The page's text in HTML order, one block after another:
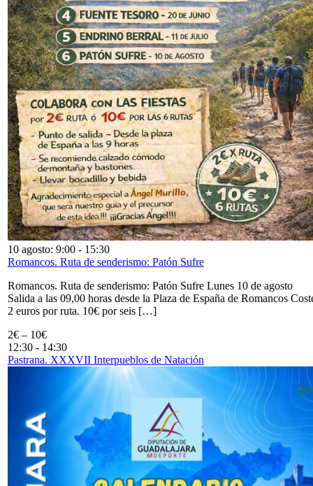
10 agosto: 9:00 - 15:30
Romancos. Ruta de senderismo: Patón Sufre
Romancos. Ruta de senderismo: Patón Sufre Lunes 10 de agosto
Salida a las 09,00 horas desde la Plaza de España de Romancos
2 euros por ruta. 10€ por seis […]
2€ – 10€
12:30 - 14:30
Pastrana. XXXVII Interpueblos de Natación